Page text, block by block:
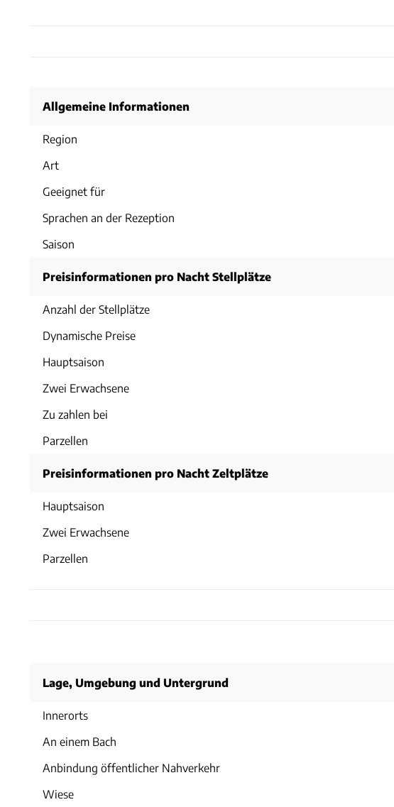
Allgemeine Informationen
Region
Art
Geeignet für
Sprachen an der Rezeption
Saison
Preisinformationen pro Nacht Stellplätze
Anzahl der Stellplätze
Dynamische Preise
Hauptsaison
Zwei Erwachsene
Zu zahlen bei
Parzellen
Preisinformationen pro Nacht Zeltplätze
Hauptsaison
Zwei Erwachsene
Parzellen
Lage, Umgebung und Untergrund
Innerorts
An einem Bach
Anbindung öffentlicher Nahverkehr
Wiese